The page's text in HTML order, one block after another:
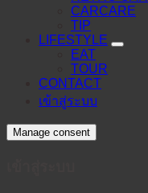
CARCARE
TIP
LIFESTYLE
EAT
TOUR
CONTACT
เข้าสู่ระบบ
Manage consent